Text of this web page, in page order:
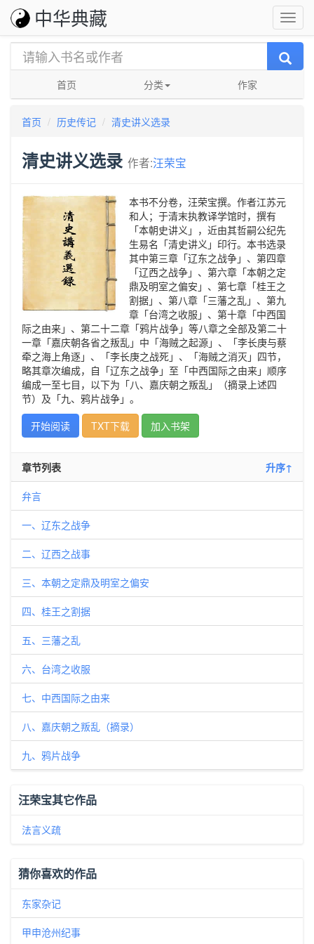
中华典藏
首页 分类 作家
首页 历史传记 清史讲义选录
清史讲义选录 作者:汪荣宝
本书不分卷，汪荣宝撰。作者江苏元
和人；于清末执教译学馆时，撰有
「本朝史讲义」，近由其哲嗣公纪先
生易名「清史讲义」印行。本书选录
其中第三章「辽东之战争」、第四章
「辽西之战争」、第六章「本朝之定
鼎及明室之偏安」、第七章「桂王之
割据」、第八章「三藩之乱」、第九
章「台湾之收服」、第十章「中西国
际之由来」、第二十二章「鸦片战争」等八章之全部及第二十
一章「嘉庆朝各省之叛乱」中「海贼之起源」、「李长庚与蔡
牵之海上角逐」、「李长庚之战死」、「海贼之消灭」四节，
略其章次编成，自「辽东之战争」至「中西国际之由来」顺序
编成一至七目，以下为「八、嘉庆朝之叛乱」（摘录上述四
节）及「九、鸦片战争」。
开始阅读
TXT下载 加入书架
章节列表 升序↑
弁言
一、辽东之战争
二、辽西之战事
三、本朝之定鼎及明室之偏安
四、桂王之割据
五、三藩之乱
六、台湾之收服
七、中西国际之由来
八、嘉庆朝之叛乱（摘录）
九、鸦片战争
汪荣宝其它作品
法言义疏
猜你喜欢的作品
东家杂记
甲申沧州纪事